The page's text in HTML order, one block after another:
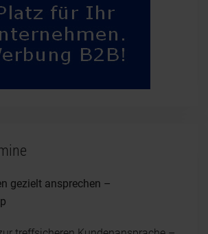
gezielt ansprechen –